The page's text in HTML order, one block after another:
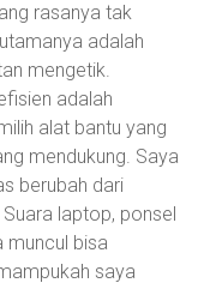
rasanya tak
adalah
mengetik.
adalah
alat bantu yang
mendukung. Saya
berubah dari
laptop, ponsel
muncul bisa
saya